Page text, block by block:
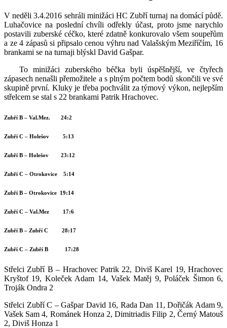
V neděli 3.4.2016 sehráli minižáci HC Zubří turnaj na domácí půdě.
Luhačovice na poslední chvíli odřekly účast, proto jsme narychlo
postavili zuberské céčko, které zdatně konkurovalo všem soupeřům
a ze 4 zápasů si připsalo cenou výhru nad Valašským Meziříčím, 16
brankami se na turnaji blýskl David Gašpar.
To minižáci zuberského béčka byli úspěšnější, ve čtyřech
zápasech nenašli přemožitele a s plným počtem bodů skončili ve své
skupině první. Kluky je třeba pochválit za týmový výkon, nejlepším
střelcem se stal s 22 brankami Patrik Hrachovec.
Zubří B – Val.Mez. 24:2
Zubří C – Holešov 5:13
Zubří B – Holešov 23:12
Zubří C – Otrokovice 5:14
Zubří B – Otrokovice 19:14
Zubří C – Val.Mez 17:6
Zubří B – Zubří C 28:17
Zubří C – Zubří B 17:28
Střelci Zubří B – Hrachovec Patrik 22, Diviš Karel 19, Hrachovec
Kryštof 19, Koleček Adam 14, Vašek Matěj 9, Poláček Šimon 6,
Troják Ondra 2
Střelci Zubří C – Gašpar David 16, Rada Dan 11, Dořičák Adam 9,
Vašek Sam 4, Románek Honza 2, Dimitriadis Filip 2, Černý Matouš
2, Diviš Honza 1